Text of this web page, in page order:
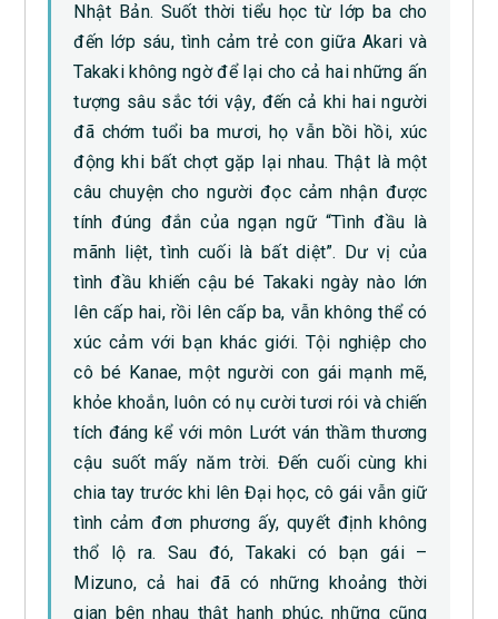
Nhật Bản. Suốt thời tiểu học từ lớp ba cho
đến lớp sáu, tình cảm trẻ con giữa Akari và
Takaki không ngờ để lại cho cả hai những ấn
tượng sâu sắc tới vậy, đến cả khi hai người
đã chớm tuổi ba mươi, họ vẫn bồi hồi, xúc
động khi bất chợt gặp lại nhau. Thật là một
câu chuyện cho người đọc cảm nhận được
tính đúng đắn của ngạn ngữ “Tình đầu là
mãnh liệt, tình cuối là bất diệt”. Dư vị của
tình đầu khiến cậu bé Takaki ngày nào lớn
lên cấp hai, rồi lên cấp ba, vẫn không thể có
xúc cảm với bạn khác giới. Tội nghiệp cho
cô bé Kanae, một người con gái mạnh mẽ,
khỏe khoắn, luôn có nụ cười tươi rói và chiến
tích đáng kể với môn Lướt ván thầm thương
cậu suốt mấy năm trời. Đến cuối cùng khi
chia tay trước khi lên Đại học, cô gái vẫn giữ
tình cảm đơn phương ấy, quyết định không
thổ lộ ra. Sau đó, Takaki có bạn gái –
Mizuno, cả hai đã có những khoảng thời
gian bên nhau thật hạnh phúc, những cũng